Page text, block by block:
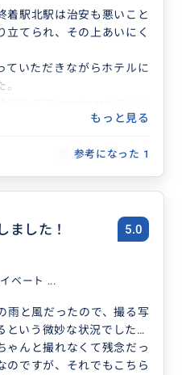
着駅北駅は治安も悪いこと
立てられ、その上あいにく
いただきながらホテルに
キサンドル三世橋、エッフ
術館、オペラガルニエetc‥
はもちろんのこと、タクシ
現地事情や、建造物の歴
やデパートなど観光客とし
ったと心から思います。
りがとうございました！
もっと見る
参考になった 1
ました！ 5.0
ベート ...
雨と風だったので、撮る写
という微妙な状況でした…
ゃんと撮れなくて残念だっ
のですが、それでもこちら